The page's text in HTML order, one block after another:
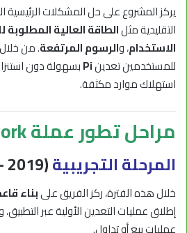
يركز المشروع على حل المشكلات الرئيسية
التقليدية مثلالطاقة العالية المطلوبة
الاستخدام، والرسوم المرتفعة. من
للمستخدمين تعدينPiبسهولة دون
استهلاك موارد مكثفة.
مراحل تطور عملة Pi Network
المرحلة التجريبية(2019 – 2021)
خلال هذه الفترة، ركز الفريق علىبناء
إطلاق عمليات التعدين الأولية عبر
عمليات بيع أو تداول.